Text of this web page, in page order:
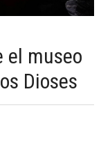
el museo
Dioses